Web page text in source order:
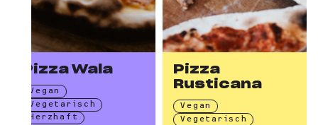
Pizza Wala
Vegan
Vegetarisch
Herzhaft
Pizza
Rusticana
Vegan
Vegetarisch